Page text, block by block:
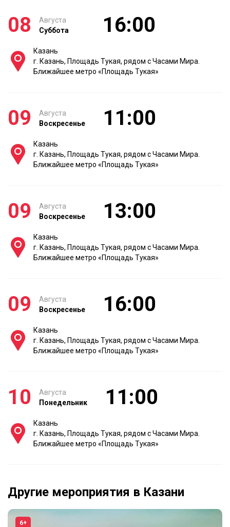
08
Августа
Суббота
16:00
Казань
г. Казань, Площадь Тукая, рядом с Часами Мира.
Ближайшее метро «Площадь Тукая»
09
Августа
Воскресенье
11:00
Казань
г. Казань, Площадь Тукая, рядом с Часами Мира.
Ближайшее метро «Площадь Тукая»
09
Августа
Воскресенье
13:00
Казань
г. Казань, Площадь Тукая, рядом с Часами Мира.
Ближайшее метро «Площадь Тукая»
09
Августа
Воскресенье
16:00
Казань
г. Казань, Площадь Тукая, рядом с Часами Мира.
Ближайшее метро «Площадь Тукая»
10
Августа
Понедельник
11:00
Казань
г. Казань, Площадь Тукая, рядом с Часами Мира.
Ближайшее метро «Площадь Тукая»
Другие мероприятия в Казани
6+